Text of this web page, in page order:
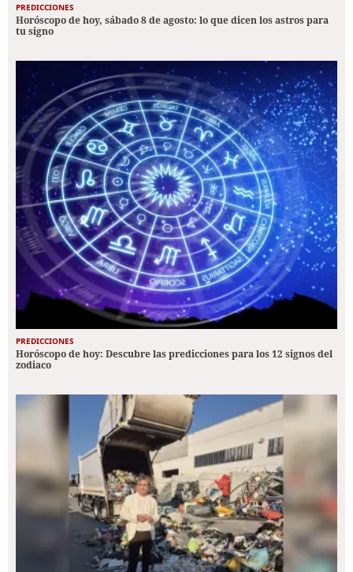
PREDICCIONES
Horóscopo de hoy, sábado 8 de agosto: lo que dicen los astros para
tu signo
PREDICCIONES
Horóscopo de hoy: Descubre las predicciones para los 12 signos del
zodiaco